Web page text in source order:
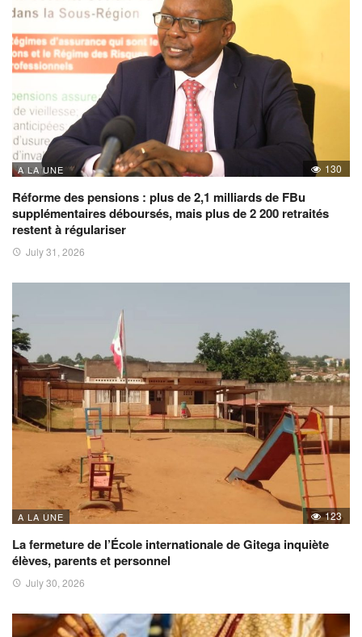
A LA UNE 130
Réforme des pensions : plus de 2,1 milliards de FBu
supplémentaires déboursés, mais plus de 2 200 retraités
restent à régulariser
July 31, 2026
A LA UNE 123
La fermeture de l’École internationale de Gitega inquiète
élèves, parents et personnel
July 30, 2026